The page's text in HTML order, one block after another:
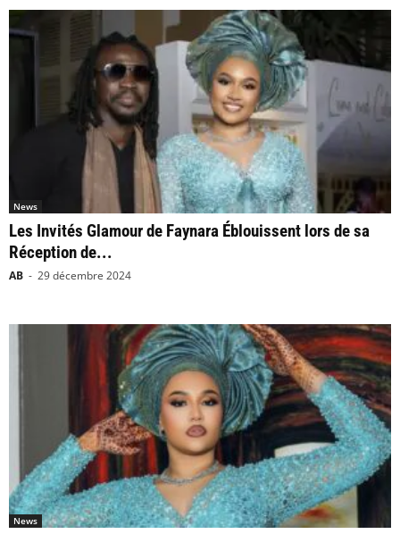
News
Les Invités Glamour de Faynara Éblouissent lors de sa
Réception de...
AB - 29 décembre 2024
News